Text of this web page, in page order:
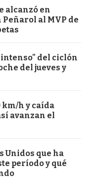
alcanzó en
al MVP de
del ciclón
del jueves y
km/h y caída
avanzan el
Unidos que ha
período y qué